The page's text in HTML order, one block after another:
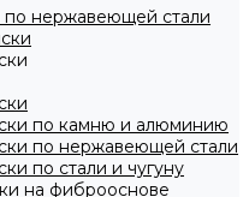
по нержавеющей стали
по камню и алюминию
по нержавеющей стали
по стали и чугуну
на фиброоснове